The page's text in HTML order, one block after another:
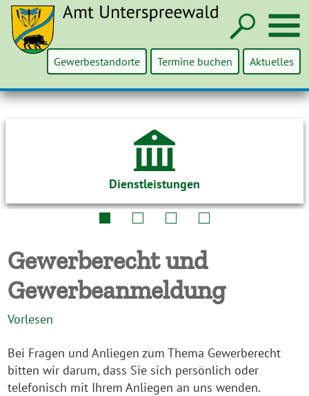
Gewerbestandorte Termine buchen Aktuelles
Dienstleistungen
Gewerberecht und
Gewerbeanmeldung
Vorlesen
Bei Fragen und Anliegen zum Thema Gewerberecht
bitten wir darum, dass Sie sich persönlich oder
telefonisch mit Ihrem Anliegen an uns wenden.